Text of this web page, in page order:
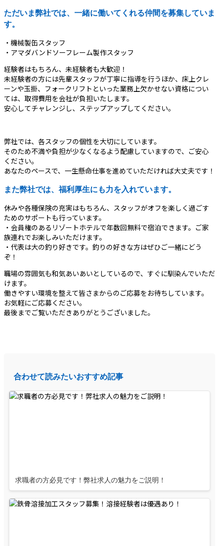
ただいま弊社では、一緒に働いてくれる仲間を募集していま
す。
・機械製缶スタッフ
・アマダバンドソーフレーム製作スタッフ
経験者はもちろん、未経験者も大歓迎！
未経験者の方には先輩スタッフが丁寧に指導を行うほか、床上クレ
ーンや玉掛、フォークリフトといった業務上欠かせない資格につい
ては、取得費用を会社が負担いたします。
安心してチャレンジし、ステップアップしてください。
弊社では、各スタッフの個性を大切にしています。
そのため不満や負担が少なくなるよう配慮していますので、ご安心
ください。
あなたのペースで、一生懸命仕事を進めていただければ大丈夫です！
また弊社では、福利厚生にも力を入れています。
休みや各種保険の充実はもちろん、スタッフがオフを楽しく過ごす
ためのサポートも行っています。
・会員権のあるリゾートホテルで年数回無料で宿泊できます。ご家
族連れでお楽しみいただけます。
・代表は大の釣り好きです。釣りの好きな方はぜひご一緒にどう
ぞ！
職場の雰囲気も和気あいあいとしているので、すぐに馴染んでいただ
けます。
働きやすい環境を整えて皆さまからのご応募をお待ちしています。
お気軽にご応募ください。
最後までご覧いただきありがとうございました。
合わせて読みたいおすすめ記事
求職者の方必見です！弊社求人の魅力をご説明！